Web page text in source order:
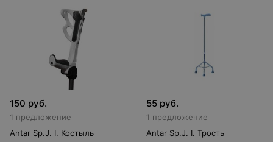
150 руб.
1 предложение
Antar Sp.J. I. Костыль
55 руб.
1 предложение
Antar Sp.J. I. Трость